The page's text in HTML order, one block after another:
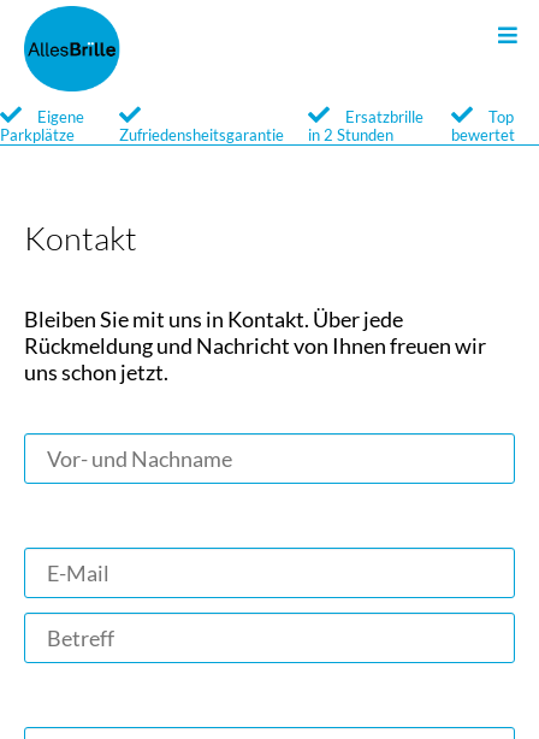
Eigene
Parkplätze
Zufriedensheitsgarantie
Ersatzbrille
in 2 Stunden
Top
bewertet
Kontakt
Bleiben Sie mit uns in Kontakt. Über jede
Rückmeldung und Nachricht von Ihnen freuen wir
uns schon jetzt.
Service
Brillengläser
Service
Optische Sonnenbrillen